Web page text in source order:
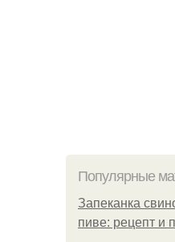
Популярные
Запеканка
пиве: рецепт и